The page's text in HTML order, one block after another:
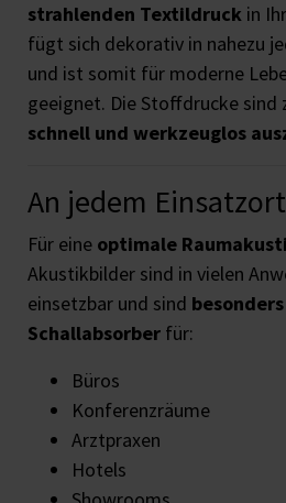
strahlenden Textildruck in
fügt sich dekorativ in nahezu
und ist somit für moderne
geeignet. Die Stoffdrucke sind
schnell und werkzeuglos
An jedem Einsatzort
Für eine optimale
Akustikbilder sind in vielen
einsetzbar und sind
Schallabsorber für:
Büros
Konferenzräume
Arztpraxen
Hotels